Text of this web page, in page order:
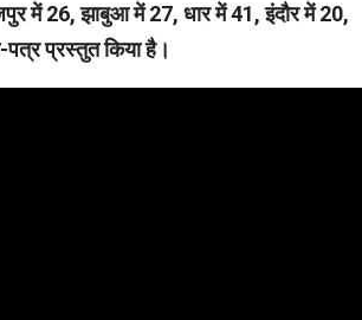
में 26, झाबुआ में 27, धार में 41, इंदौर में 20,
पत्र प्रस्तुत किया है।